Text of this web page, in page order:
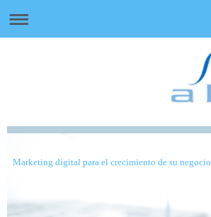
Marketing digital para el crecimiento de su negocio